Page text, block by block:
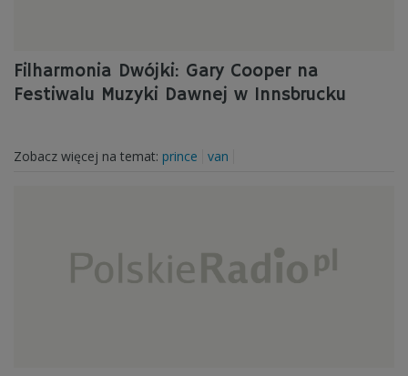
Filharmonia Dwójki: Gary Cooper na
Festiwalu Muzyki Dawnej w Innsbrucku
Zobacz więcej na temat: prince van